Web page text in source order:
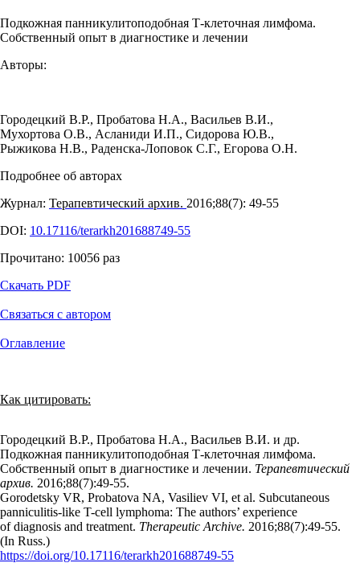
Подкожная панникулитоподобная Т-клеточная лимфома.
Собственный опыт в диагностике и лечении
Авторы:
Городецкий В.Р., Пробатова Н.А., Васильев В.И.,
Мухортова О.В., Асланиди И.П., Сидорова Ю.В.,
Рыжикова Н.В., Раденска-Лоповок С.Г., Егорова О.Н.
Подробнее об авторах
Журнал: Терапевтический архив. 2016;88(7): 49‑55
DOI: 10.17116/terarkh201688749-55
Прочитано: 10056 раз
Скачать PDF
Связаться с автором
Оглавление
Как цитировать:
Городецкий В.Р., Пробатова Н.А., Васильев В.И. и др.
Подкожная панникулитоподобная Т-клеточная лимфома.
Собственный опыт в диагностике и лечении. Терапевтический
архив. 2016;88(7):49‑55.
Gorodetsky VR, Probatova NA, Vasiliev VI, et al. Subcutaneous
panniculitis-like T-cell lymphoma: The authors’ experience
of diagnosis and treatment. Therapeutic Archive. 2016;88(7):49‑55.
(In Russ.)
https://doi.org/10.17116/terarkh201688749-55